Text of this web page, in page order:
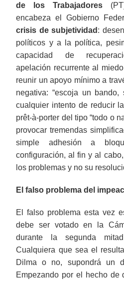
de los Trabajadores
encabeza el Gobierno
crisis de subjetividad :
políticos y a la política,
capacidad de
apelación recurrente al
reunir un apoyo mínimo a
negativa: “escoja un
cualquier intento de reducir
prêt-à-porter del tipo “todo o
provocar tremendas
simple adhesión a
configuración, al fin y al
los problemas y no su
El falso problema del
El falso problema esta vez
debe ser votado en la
durante la segunda
Cualquiera que sea el
Dilma o no, supondrá un
Empezando por el hecho de